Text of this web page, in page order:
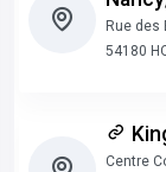
Rue des
54180
Centre